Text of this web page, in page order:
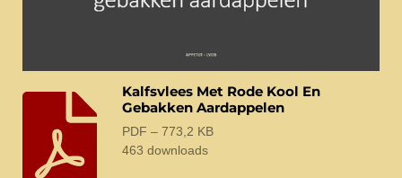
Kalfsvlees Met Rode Kool En
Gebakken Aardappelen
PDF – 773,2 KB
463 downloads